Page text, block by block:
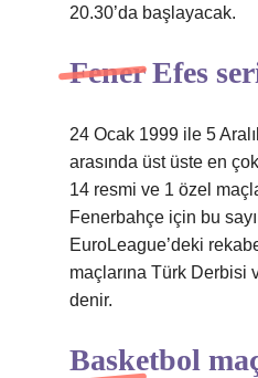
20.30’da başlayacak.
Fener Efes
24 Ocak 1999 ile 5
arasında üst üste en
14 resmi ve 1 özel
Fenerbahçe için bu sayı
EuroLeague’deki
maçlarına Türk Derbisi
denir.
Basketbol